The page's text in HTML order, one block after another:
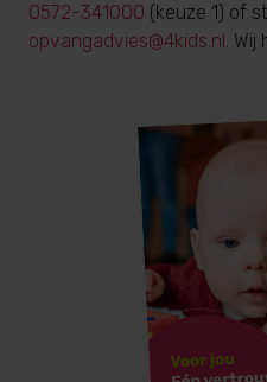
0572-341000 (keuze 1) of
opvangadvies@4kids.nl. Wij